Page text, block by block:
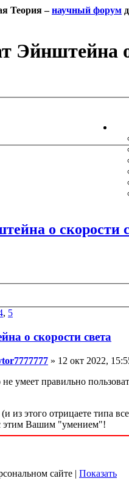
Теория –научный форум
Эйнштейна
СООБЩЕНИЯ
о скорости
, 5
о скорости света
» 12 окт 2022,
не умеет правильно
из этого отрицаете типа
этим Вашим "умением"!
сайте | Показать